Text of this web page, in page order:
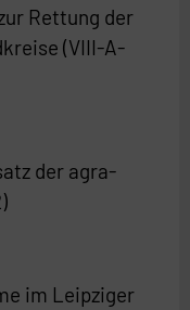
Rettung der
(VIII-A-
der agra-
im Leipziger